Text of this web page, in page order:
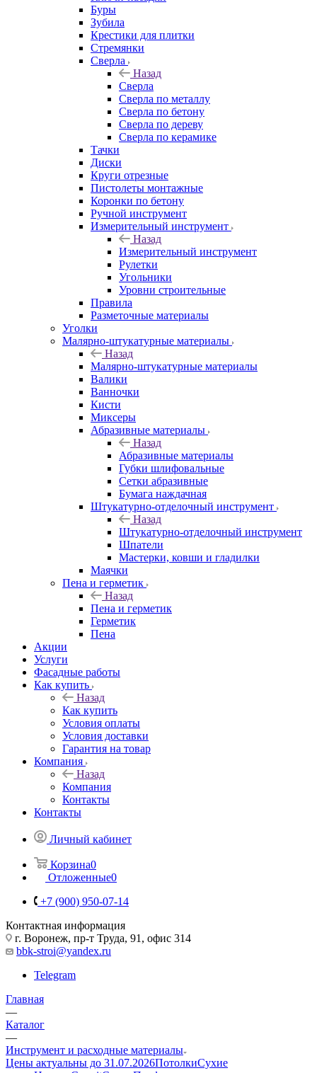
Буры
Зубила
Крестики для плитки
Стремянки
Сверла
Назад
Сверла
Сверла по металлу
Сверла по бетону
Сверла по дереву
Сверла по керамике
Тачки
Диски
Круги отрезные
Пистолеты монтажные
Коронки по бетону
Ручной инструмент
Измерительный инструмент
Назад
Измерительный инструмент
Рулетки
Угольники
Уровни строительные
Правила
Разметочные материалы
Уголки
Малярно-штукатурные материалы
Назад
Малярно-штукатурные материалы
Валики
Ванночки
Кисти
Миксеры
Абразивные материалы
Назад
Абразивные материалы
Губки шлифовальные
Сетки абразивные
Бумага наждачная
Штукатурно-отделочный инструмент
Назад
Штукатурно-отделочный инструмент
Шпатели
Мастерки, ковши и гладилки
Маячки
Пена и герметик
Назад
Пена и герметик
Герметик
Пена
Акции
Услуги
Фасадные работы
Как купить
Назад
Как купить
Условия оплаты
Условия доставки
Гарантия на товар
Компания
Назад
Компания
Контакты
Контакты
Личный кабинет
Корзина0
Отложенные0
+7 (900) 950-07-14
Контактная информация
г. Воронеж, пр-т Труда, 91, офис 314
bbk-stroi@yandex.ru
Telegram
Главная
—
Каталог
—
Инструмент и расходные материалы
Цены актуальны до 31.07.2026ПотолкиСухие